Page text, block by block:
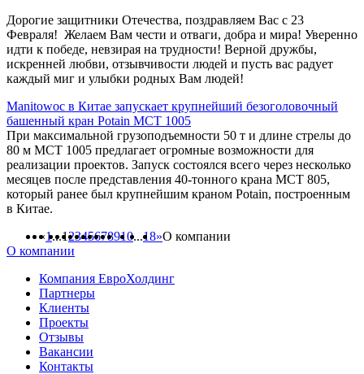
Дорогие защитники Отечества, поздравляем Вас с 23
Февраля! Желаем Вам чести и отваги, добра и мира! Уверенно
идти к победе, невзирая на трудности! Верной дружбы,
искренней любви, отзывчивости людей и пусть вас радует
каждый миг и улыбки родных Вам людей!
Manitowoc в Китае запускает крупнейший безоголовочный
башенный кран Potain MCT 1005
При максимальной грузоподъемности 50 т и длине стрелы до
80 м MCT 1005 предлагает огромные возможности для
реализации проектов. Запуск состоялся всего через несколько
месяцев после представления 40-тонного крана MCT 805,
который ранее был крупнейшим краном Potain, построенным
в Китае.
«1...12345678910...18»О компании
О компании
Компания ЕвроХолдинг
Партнеры
Клиенты
Проекты
Отзывы
Вакансии
Контакты